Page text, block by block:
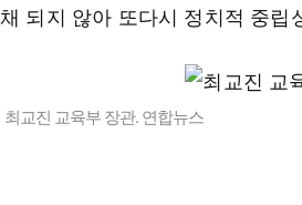
채 되지 않아 또다시 정치적 중
최교진 교육부 장관. 연합뉴스